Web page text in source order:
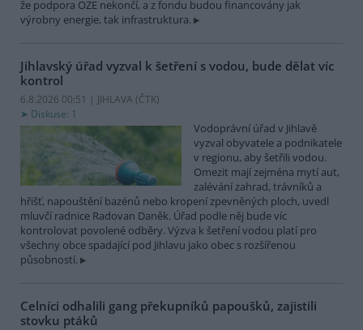
že podpora OZE nekončí, a z fondu budou financovány jak
výrobny energie, tak infrastruktura.
Jihlavský úřad vyzval k šetření s vodou, bude dělat víc
kontrol
6.8.2026 00:51 | JIHLAVA (ČTK)
Diskuse: 1
Vodoprávní úřad v Jihlavě
vyzval obyvatele a podnikatele
v regionu, aby šetřili vodou.
Omezit mají zejména mytí aut,
zalévání zahrad, trávníků a
hřišť, napouštění bazénů nebo kropení zpevněných ploch, uvedl
mluvčí radnice Radovan Daněk. Úřad podle něj bude víc
kontrolovat povolené odběry. Výzva k šetření vodou platí pro
všechny obce spadající pod Jihlavu jako obec s rozšířenou
působností.
Celníci odhalili gang překupníků papoušků, zajistili
stovku ptáků